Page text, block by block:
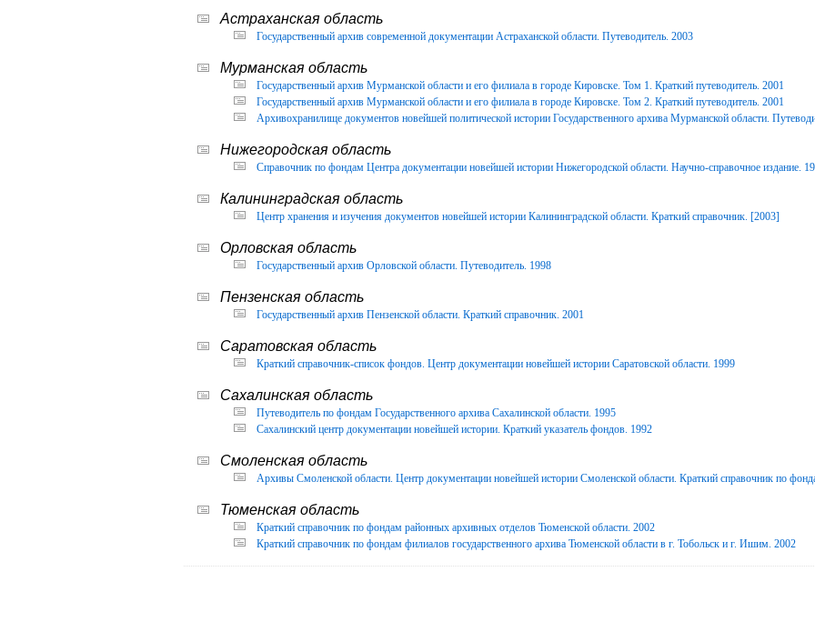
Астраханская область
Государственный архив современной документации Астраханской области. Путеводитель. 2003
Мурманская область
Государственный архив Мурманской области и его филиала в городе Кировске. Том 1. Краткий путеводитель. 2001
Государственный архив Мурманской области и его филиала в городе Кировске. Том 2. Краткий путеводитель. 2001
Архивохранилище документов новейшей политической истории Государственного архива Мурманской области.
Нижегородская область
Справочник по фондам Центра документации новейшей истории Нижегородской области. Научно-справочное издание.
Калининградская область
Центр хранения и изучения документов новейшей истории Калининградской области. Краткий справочник. [2003]
Орловская область
Государственный архив Орловской области. Путеводитель. 1998
Пензенская область
Государственный архив Пензенской области. Краткий справочник. 2001
Саратовская область
Краткий справочник-список фондов. Центр документации новейшей истории Саратовской области. 1999
Сахалинская область
Путеводитель по фондам Государственного архива Сахалинской области. 1995
Сахалинский центр документации новейшей истории. Краткий указатель фондов. 1992
Смоленская область
Архивы Смоленской области. Центр документации новейшей истории Смоленской области. Краткий справочник по
Тюменская область
Краткий справочник по фондам районных архивных отделов Тюменской области. 2002
Краткий справочник по фондам филиалов государственного архива Тюменской области в г. Тобольск и г. Ишим. 2002